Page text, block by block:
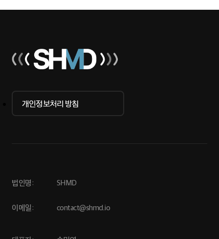
개인정보처리 방침
법인명: SHMD
이메일: contact@shmd.io